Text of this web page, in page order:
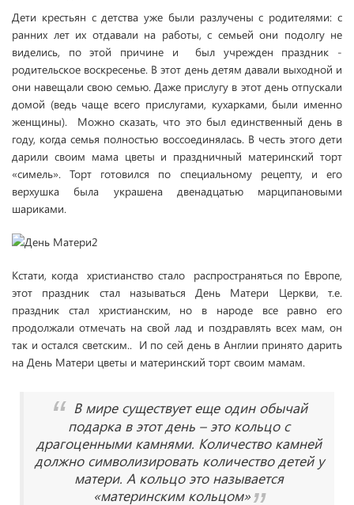
Дети крестьян с детства уже были разлучены с родителями: с
ранних лет их отдавали на работы, с семьей они подолгу не
виделись, по этой причине и был учрежден праздник -
родительское воскресенье. В этот день детям давали выходной и
они навещали свою семью. Даже прислугу в этот день отпускали
домой (ведь чаще всего прислугами, кухарками, были именно
женщины). Можно сказать, что это был единственный день в
году, когда семья полностью воссоединялась. В честь этого дети
дарили своим мама цветы и праздничный материнский торт
«симель». Торт готовился по специальному рецепту, и его
верхушка была украшена двенадцатью марципановыми
шариками.
Кстати, когда христианство стало распространяться по Европе,
этот праздник стал называться День Матери Церкви, т.е.
праздник стал христианским, но в народе все равно его
продолжали отмечать на свой лад и поздравлять всех мам, он
так и остался светским.. И по сей день в Англии принято дарить
на День Матери цветы и материнский торт своим мамам.
В мире существует еще один обычай
подарка в этот день – это кольцо с
драгоценными камнями. Количество камней
должно символизировать количество детей у
матери. А кольцо это называется
«материнским кольцом»